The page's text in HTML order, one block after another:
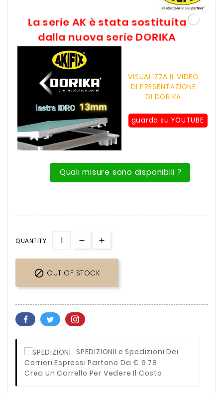
La serie AK è stata sostituita
dalla nuova serie DORIKA
VISUALIZZA IL VIDEO
DI PRESENTAZIONE
DI DORIKA
guarda su YOUTUBE
Quali misure sono disponibili ?
QUANTITY :
 OUT OF STOCK
SPEDIZIONILe Spedizioni Dei
Corrieri Espressi Partono Da € 6,78
Crea Un Carrello Per Vedere Il Costo